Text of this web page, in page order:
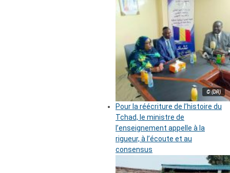
© (DR)
Pour la réécriture de l’histoire du
Tchad, le ministre de
l’enseignement appelle à la
rigueur, à l’écoute et au
consensus